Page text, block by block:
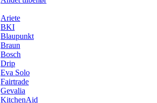
Ariete
BKI
Blaupunkt
Braun
Bosch
Drip
Eva Solo
Fairtrade
Gevalia
KitchenAid